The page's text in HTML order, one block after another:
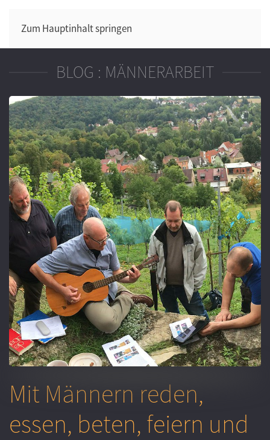
Zum Hauptinhalt springen
BLOG : MÄNNERARBEIT
Mit Männern reden,
essen, beten, feiern und